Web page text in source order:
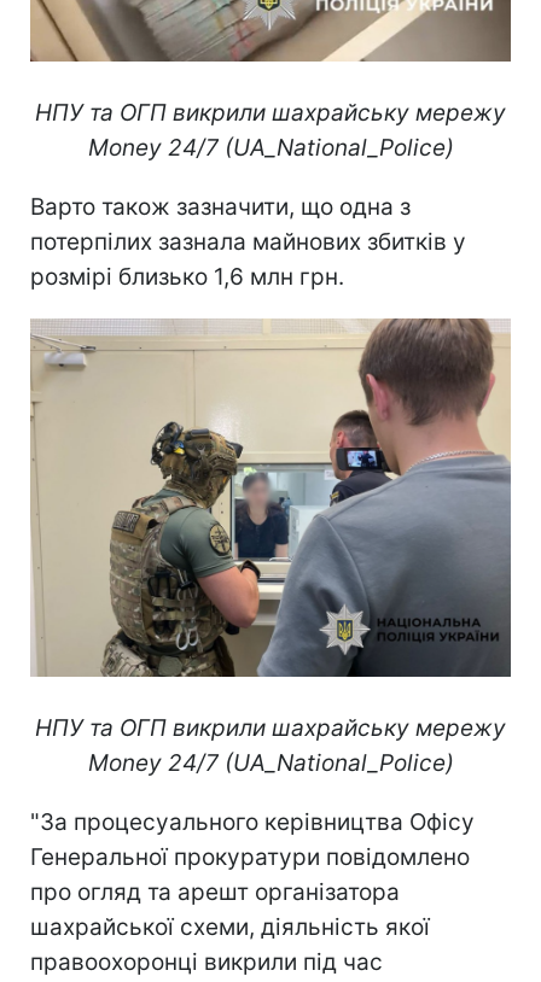
НПУ та ОГП викрили шахрайську мережу
Money 24/7 (UA_National_Police)
Варто також зазначити, що одна з
потерпілих зазнала майнових збитків у
розмірі близько 1,6 млн грн.
НПУ та ОГП викрили шахрайську мережу
Money 24/7 (UA_National_Police)
"За процесуального керівництва Офісу
Генеральної прокуратури повідомлено
про огляд та арешт організатора
шахрайської схеми, діяльність якої
правоохоронці викрили під час